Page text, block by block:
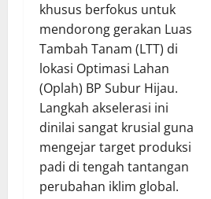
khusus berfokus untuk
mendorong gerakan Luas
Tambah Tanam (LTT) di
lokasi Optimasi Lahan
(Oplah) BP Subur Hijau.
Langkah akselerasi ini
dinilai sangat krusial guna
mengejar target produksi
padi di tengah tantangan
perubahan iklim global.